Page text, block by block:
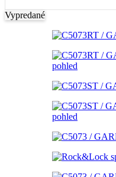
Vypredané